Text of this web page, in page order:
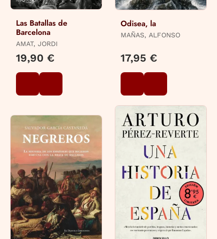
Las Batallas de
Barcelona
AMAT, JORDI
19,90 €
Odisea, la
MAÑAS, ALFONSO
17,95 €